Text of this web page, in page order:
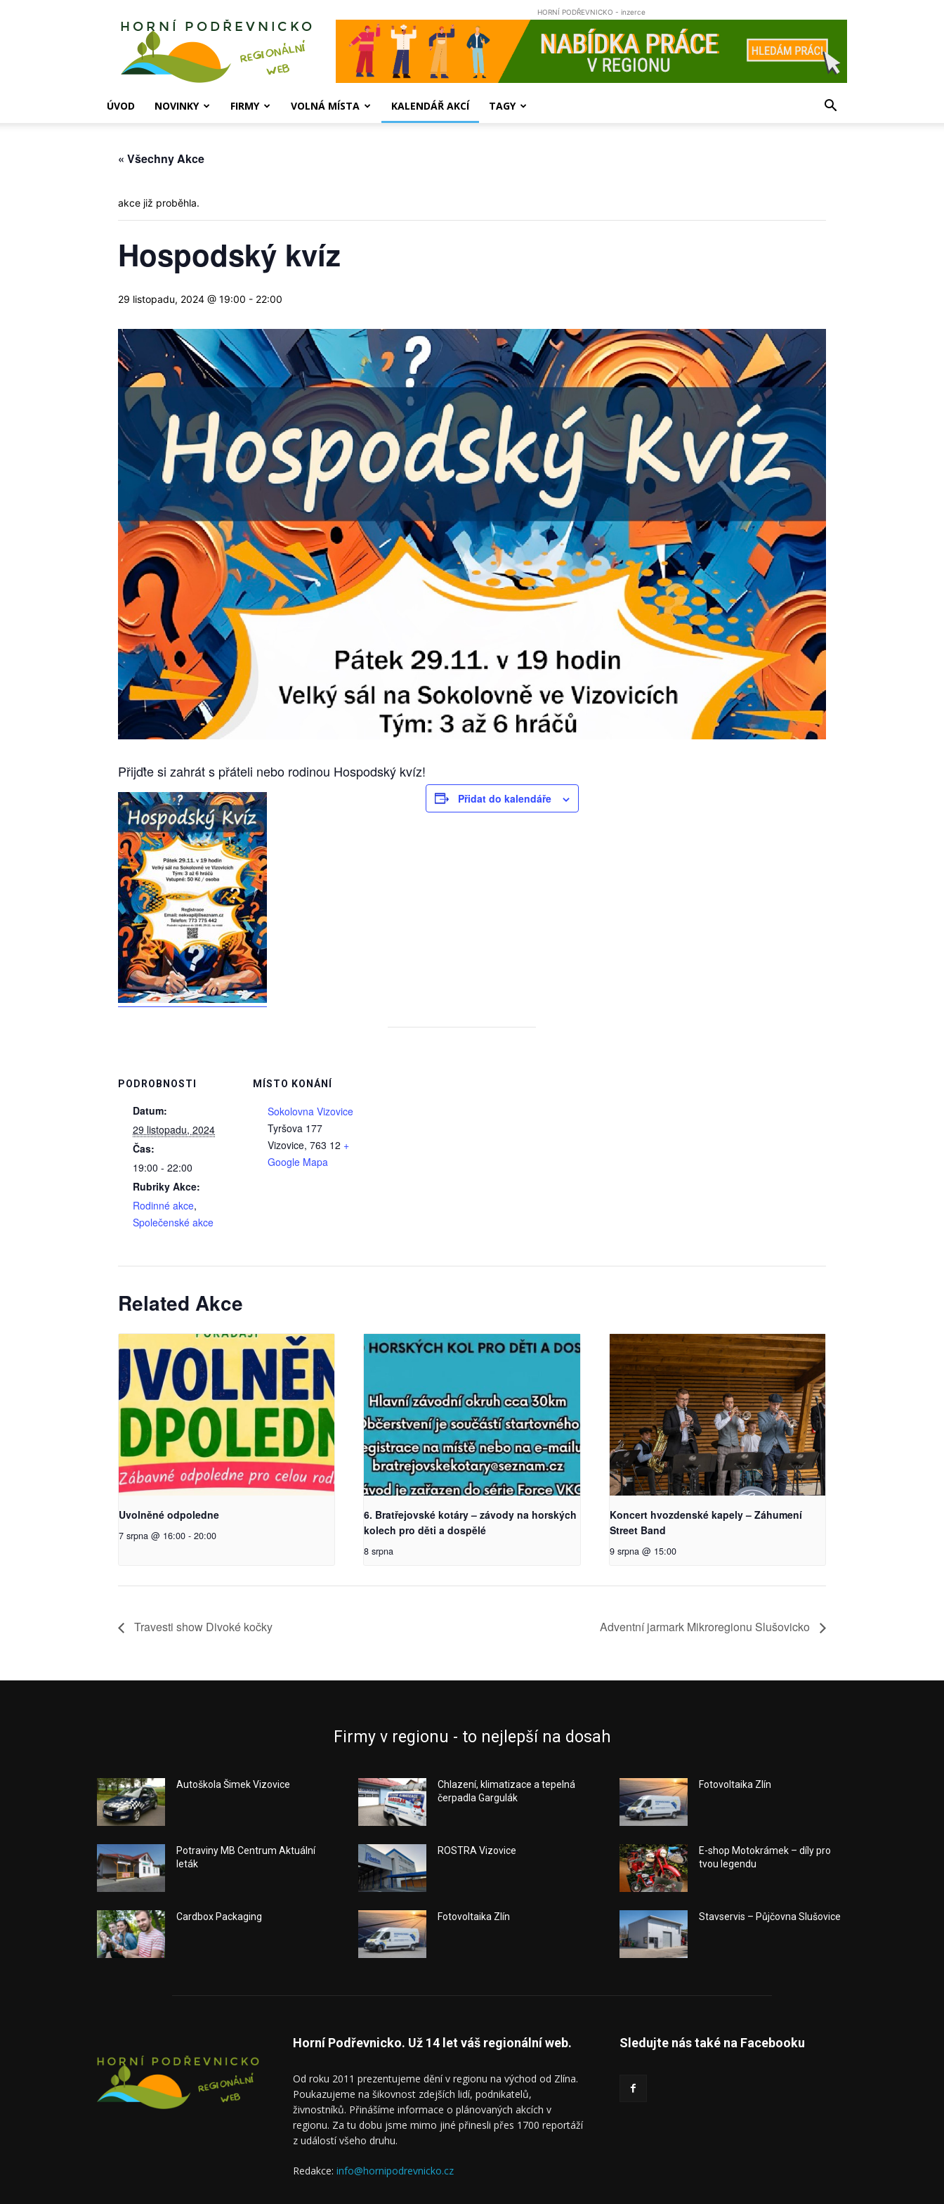
Horní
HORNÍ PODŘEVNICKO - inzerce
ÚVOD NOVINKY FIRMY VOLNÁ MÍSTA KALENDÁŘ AKCÍ TAGY
« Všechny Akce
akce již proběhla.
Hospodský kvíz
29 listopadu, 2024 @ 19:00 - 22:00
Přijďte si zahrát s přáteli nebo rodinou Hospodský kvíz!
Přidat do kalendáře
PODROBNOSTI
Datum:
29 listopadu, 2024
Čas:
19:00 - 22:00
Rubriky Akce:
Rodinné akce,
Společenské akce
MÍSTO KONÁNÍ
Sokolovna Vizovice
Tyršova 177
Vizovice, 763 12 +
Google Mapa
Related Akce
Uvolněné odpoledne
7 srpna @ 16:00 - 20:00
6. Bratřejovské kotáry – závody na horských
kolech pro děti a dospělé
8 srpna
Koncert hvozdenské kapely – Záhumení
Street Band
9 srpna @ 15:00
Travesti show Divoké kočky Adventní jarmark Mikroregionu Slušovicko
Firmy v regionu - to nejlepší na dosah
Autoškola Šimek Vizovice
Potraviny MB Centrum Aktuální
leták
Cardbox Packaging
Chlazení, klimatizace a tepelná
čerpadla Gargulák
ROSTRA Vizovice
Fotovoltaika Zlín
Fotovoltaika Zlín
E-shop Motokrámek – díly pro
tvou legendu
Stavservis – Půjčovna Slušovice
Horní Podřevnicko. Už 14 let váš regionální web.
Od roku 2011 prezentujeme dění v regionu na východ od Zlína.
Poukazujeme na šikovnost zdejších lidí, podnikatelů,
živnostníků. Přinášíme informace o plánovaných akcích v
regionu. Za tu dobu jsme mimo jiné přinesli přes 1700 reportáží
z událostí všeho druhu.
Redakce: info@hornipodrevnicko.cz
Sledujte nás také na Facebooku